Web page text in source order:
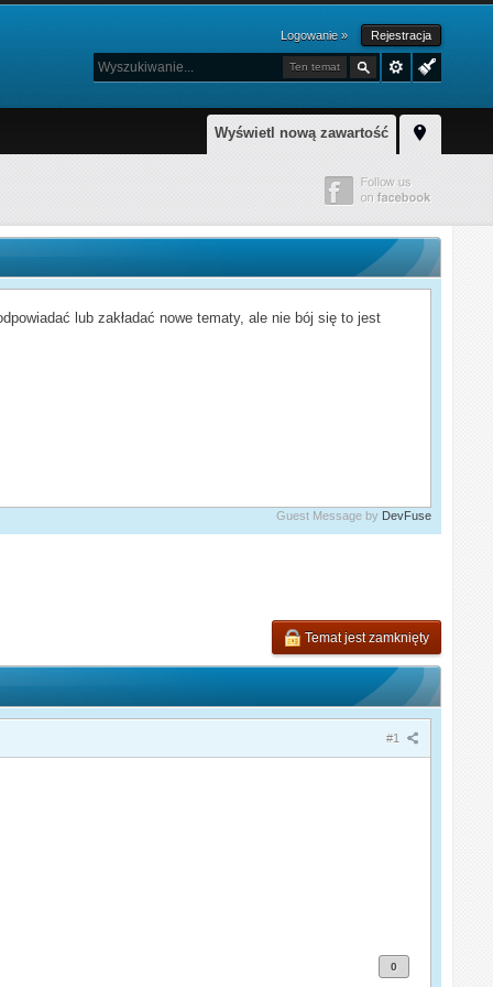
Logowanie » Rejestracja
Ten temat
Wyświetl nową zawartość
lub zakładać nowe tematy, ale nie bój się to jest
Guest Message by DevFuse
Temat jest zamknięty
#1
0